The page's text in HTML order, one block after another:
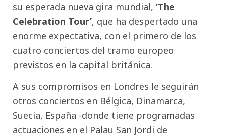
su esperada nueva gira mundial, ‘The
Celebration Tour’, que ha despertado una
enorme expectativa, con el primero de los
cuatro conciertos del tramo europeo
previstos en la capital británica.
A sus compromisos en Londres le seguirán
otros conciertos en Bélgica, Dinamarca,
Suecia, España -donde tiene programadas
actuaciones en el Palau San Jordi de